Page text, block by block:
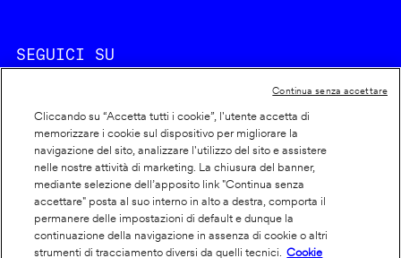
SEGUICI SU
Footer
info
Cookie policy
Dichiarazione di accessibilità
Privacy
Cliccando su “Accetta tutti i cookie”, l'utente accetta di
memorizzare i cookie sul dispositivo per migliorare la
navigazione del sito, analizzare l'utilizzo del sito e assistere
nelle nostre attività di marketing. La chiusura del banner,
mediante selezione dell’apposito link "Continua senza
accettare" posta al suo interno in alto a destra, comporta il
permanere delle impostazioni di default e dunque la
continuazione della navigazione in assenza di cookie o altri
strumenti di tracciamento diversi da quelli tecnici.
Cookie
Continua senza accettare